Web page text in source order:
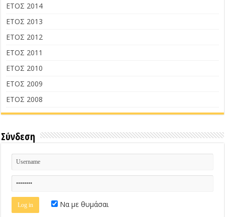
ΕΤΟΣ 2014
ΕΤΟΣ 2013
ΕΤΟΣ 2012
ΕΤΟΣ 2011
ΕΤΟΣ 2010
ΕΤΟΣ 2009
ΕΤΟΣ 2008
Σύνδεση
Να με θυμάσαι